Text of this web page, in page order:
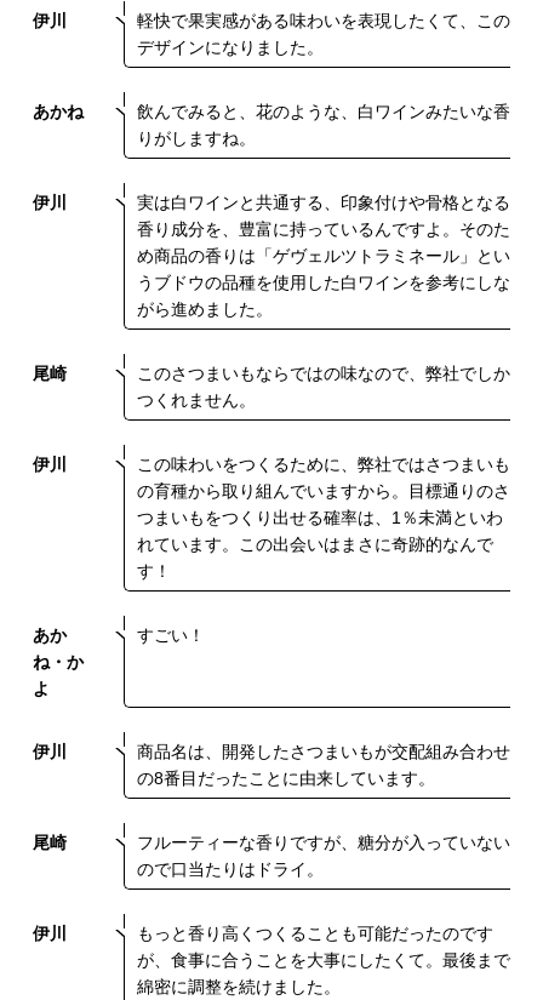
伊川
軽快で果実感がある味わいを表現したくて、この
デザインになりました。
あかね
飲んでみると、花のような、白ワインみたいな香
りがしますね。
伊川
実は白ワインと共通する、印象付けや骨格となる
香り成分を、豊富に持っているんですよ。そのた
め商品の香りは「ゲヴェルツトラミネール」とい
うブドウの品種を使用した白ワインを参考にしな
がら進めました。
尾崎
このさつまいもならではの味なので、弊社でしか
つくれません。
伊川
この味わいをつくるために、弊社ではさつまいも
の育種から取り組んでいますから。目標通りのさ
つまいもをつくり出せる確率は、1％未満といわ
れています。この出会いはまさに奇跡的なんで
す！
あか
ね・か
よ
すごい！
伊川
商品名は、開発したさつまいもが交配組み合わせ
の8番目だったことに由来しています。
尾崎
フルーティーな香りですが、糖分が入っていない
ので口当たりはドライ。
伊川
もっと香り高くつくることも可能だったのです
が、食事に合うことを大事にしたくて。最後まで
綿密に調整を続けました。